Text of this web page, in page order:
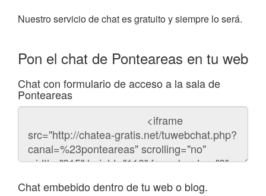
Nuestro servicio de chat es gratuito y siempre lo será.
Pon el chat de Ponteareas en tu web
Chat con formulario de acceso a la sala de
Ponteareas
Código
chat
Chat embebido dentro de tu web o blog.